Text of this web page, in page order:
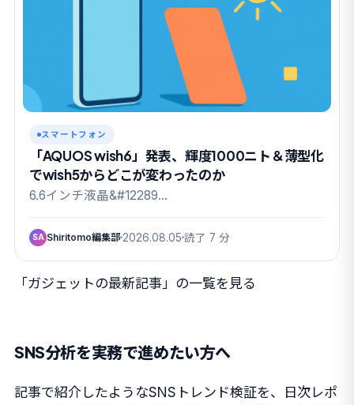
スマートフォン
「AQUOS wish6」発表、輝度1000ニト＆薄型化
でwish5からどこが変わったのか
6.6インチ液晶&#12289…
SA Shiritomo編集部 2026.08.05 読了 7 分
「ガジェットの最新記事」の一覧を見る
SNS分析を実務で進めたい方へ
記事で紹介したようなSNSトレンド検証を、日次レポ